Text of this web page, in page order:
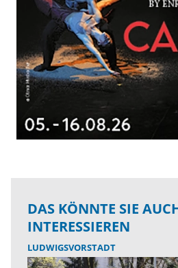
DAS KÖNNTE SIE
INTERESSIEREN
LUDWIGSVORSTADT